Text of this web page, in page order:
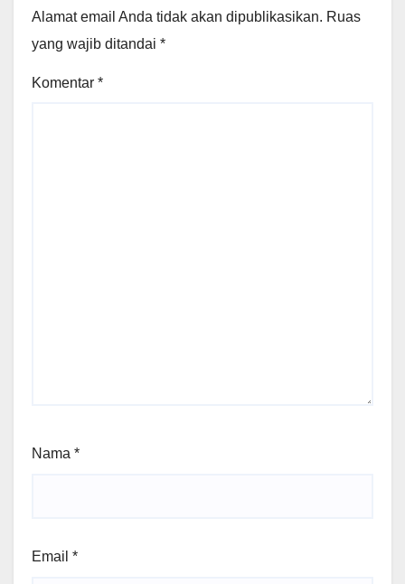
Alamat email Anda tidak akan dipublikasikan. Ruas
yang wajib ditandai *
Komentar *
Nama *
Email *